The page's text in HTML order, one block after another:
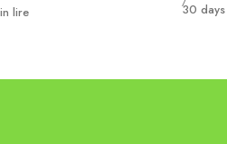
lire Publié
30